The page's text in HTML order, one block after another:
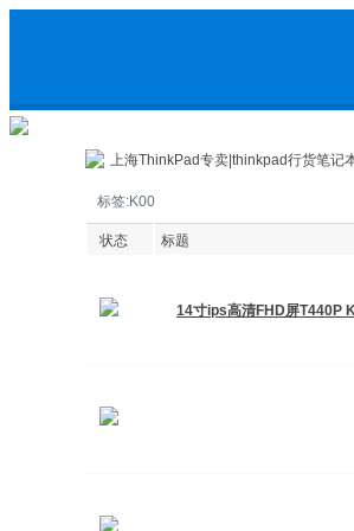
上
海ThinkPad专卖|thinkpad行货笔
上海ThinkPad专卖|thinkpad行货笔记
标签:K00
状态 标题
14寸ips高清FHD屏T440P